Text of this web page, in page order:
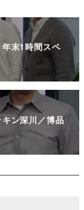
末1時間スペ
ン深川／博品